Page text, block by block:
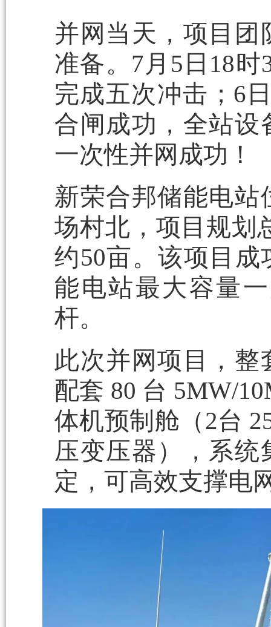
并网当天，项目
准备。7月5日18
完成五次冲击；6
合闸成功，全站设
一次性并网成功！
新荣合邦储能电
场村北，项目规划
约50亩。该项目
能电站最大容量
杆。
此次并网项目，
配套 80 台 5MW/
体机预制舱（2台
压变压器），系
定，可高效支撑电